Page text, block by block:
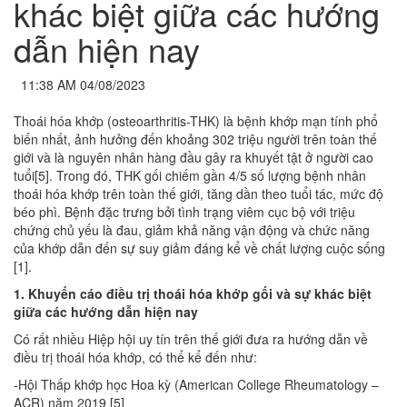
khác biệt giữa các hướng
dẫn hiện nay
11:38 AM 04/08/2023
Thoái hóa khớp (osteoarthritis-THK) là bệnh khớp mạn tính phổ
biến nhất, ảnh hưởng đến khoảng 302 triệu người trên toàn thế
giới và là nguyên nhân hàng đầu gây ra khuyết tật ở người cao
tuổi[5]. Trong đó, THK gối chiếm gần 4/5 số lượng bệnh nhân
thoái hóa khớp trên toàn thế giới, tăng dần theo tuổi tác, mức độ
béo phì. Bệnh đặc trưng bởi tình trạng viêm cục bộ với triệu
chứng chủ yếu là đau, giảm khả năng vận động và chức năng
của khớp dẫn đến sự suy giảm đáng kể về chất lượng cuộc sống
[1].
1. Khuyến cáo điều trị thoái hóa khớp gối và sự khác biệt
giữa các hướng dẫn hiện nay
Có rất nhiều Hiệp hội uy tín trên thế giới đưa ra hướng dẫn về
điều trị thoái hóa khớp, có thể kể đến như:
-Hội Thấp khớp học Hoa kỳ (American College Rheumatology –
ACR) năm 2019 [5]